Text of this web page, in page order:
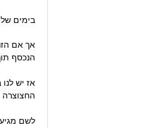
בימים
הנכסף
אז יש
החצוצרה